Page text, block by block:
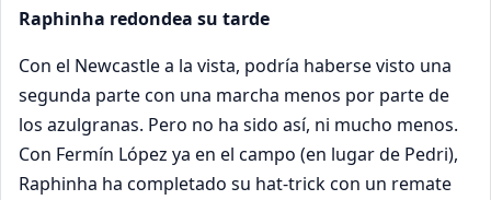
Raphinha redondea su tarde
Con el Newcastle a la vista, podría haberse visto una
segunda parte con una marcha menos por parte de
los azulgranas. Pero no ha sido así, ni mucho menos.
Con Fermín López ya en el campo (en lugar de Pedri),
Raphinha ha completado su hat-trick con un remate